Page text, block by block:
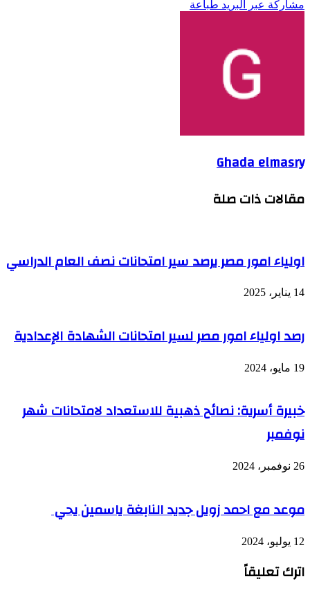
مشاركة عبر البريد طباعة
Ghada elmasry
مقالات ذات صلة
اولياء امور مصر يرصد سير امتحانات نصف العام الدراسي
14 يناير، 2025
رصد اولياء امور مصر لسير امتحانات الشهادة الإعدادية
19 مايو، 2024
خبيرة أسرية: نصائح ذهبية للاستعداد لامتحانات شهر
نوفمبر
26 نوفمبر، 2024
موعد مع احمد زويل جديد النابغة ياسمين يحي
12 يوليو، 2024
اترك تعليقاً